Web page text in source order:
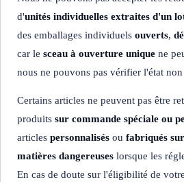
d'unités individuelles extraites d'un
des emballages individuels ouverts,
car le sceau à ouverture unique ne
nous ne pouvons pas vérifier l'état
Certains articles ne peuvent pas être
produits sur commande spéciale ou
articles personnalisés ou fabriqués
matières dangereuses lorsque les
En cas de doute sur l'éligibilité de